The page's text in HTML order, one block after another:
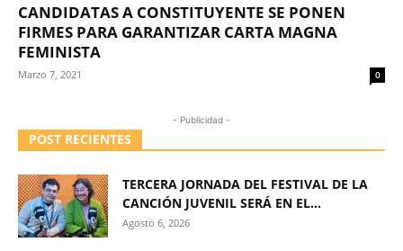
CANDIDATAS A CONSTITUYENTE SE PONEN
FIRMES PARA GARANTIZAR CARTA MAGNA
FEMINISTA
Marzo 7, 2021 0
- Publicidad -
POST RECIENTES
TERCERA JORNADA DEL FESTIVAL DE LA
CANCIÓN JUVENIL SERÁ EN EL...
Agosto 6, 2026